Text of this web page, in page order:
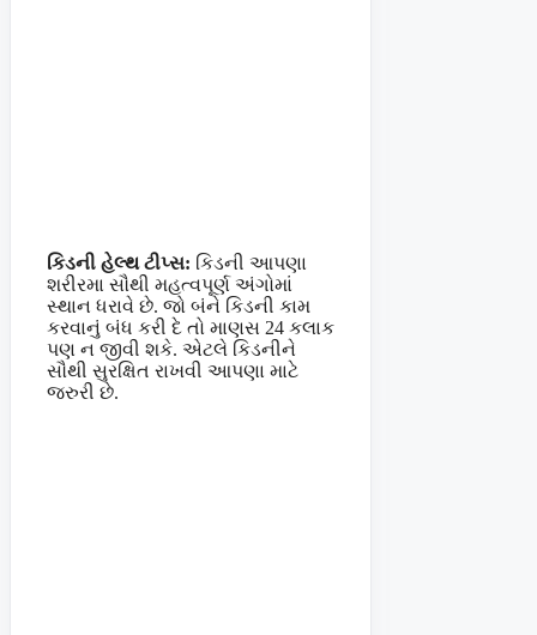
કિડની હેલ્થ ટીપ્સ: કિડની આપણા
શરીરમા સૌથી મહત્વપૂર્ણ અંગોમાં
સ્થાન ધરાવે છે. જો બંને કિડની કામ
કરવાનું બંધ કરી દે તો માણસ 24 કલાક
પણ ન જીવી શકે. એટલે કિડનીને
સૌથી સુરક્ષિત રાખવી આપણા માટે
જરુરી છે.